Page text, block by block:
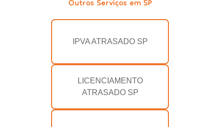
Outros Serviços em SP
IPVA ATRASADO SP
LICENCIAMENTO
ATRASADO SP